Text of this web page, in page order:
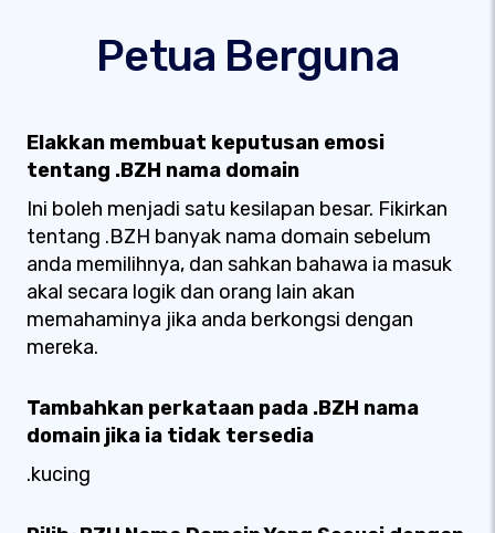
Petua Berguna
Elakkan membuat keputusan emosi
tentang .BZH nama domain
Ini boleh menjadi satu kesilapan besar. Fikirkan
tentang .BZH banyak nama domain sebelum
anda memilihnya, dan sahkan bahawa ia masuk
akal secara logik dan orang lain akan
memahaminya jika anda berkongsi dengan
mereka.
Tambahkan perkataan pada .BZH nama
domain jika ia tidak tersedia
.kucing